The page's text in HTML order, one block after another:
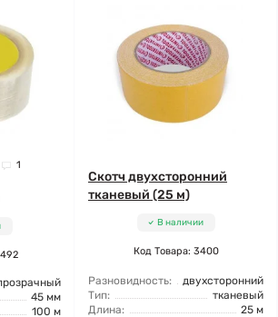
1
45 мм
100 м
Скотч двухсторонний
тканевый (25 м)
В наличии
Код Товара: 3400
Разновидность:
двухсторонний
Тип:
тканевый
Длина:
25 м